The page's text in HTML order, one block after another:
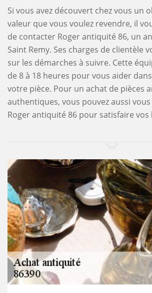
Si vous avez découvert chez vous un
valeur que vous voulez revendre, il
de contacter Roger antiquité 86, un
Saint Remy. Ses charges de clientèle
sur les démarches à suivre. Cette
de 8 à 18 heures pour vous aider
votre pièce. Pour un achat de pièces
authentiques, vous pouvez aussi
Roger antiquité 86 pour satisfaire vos